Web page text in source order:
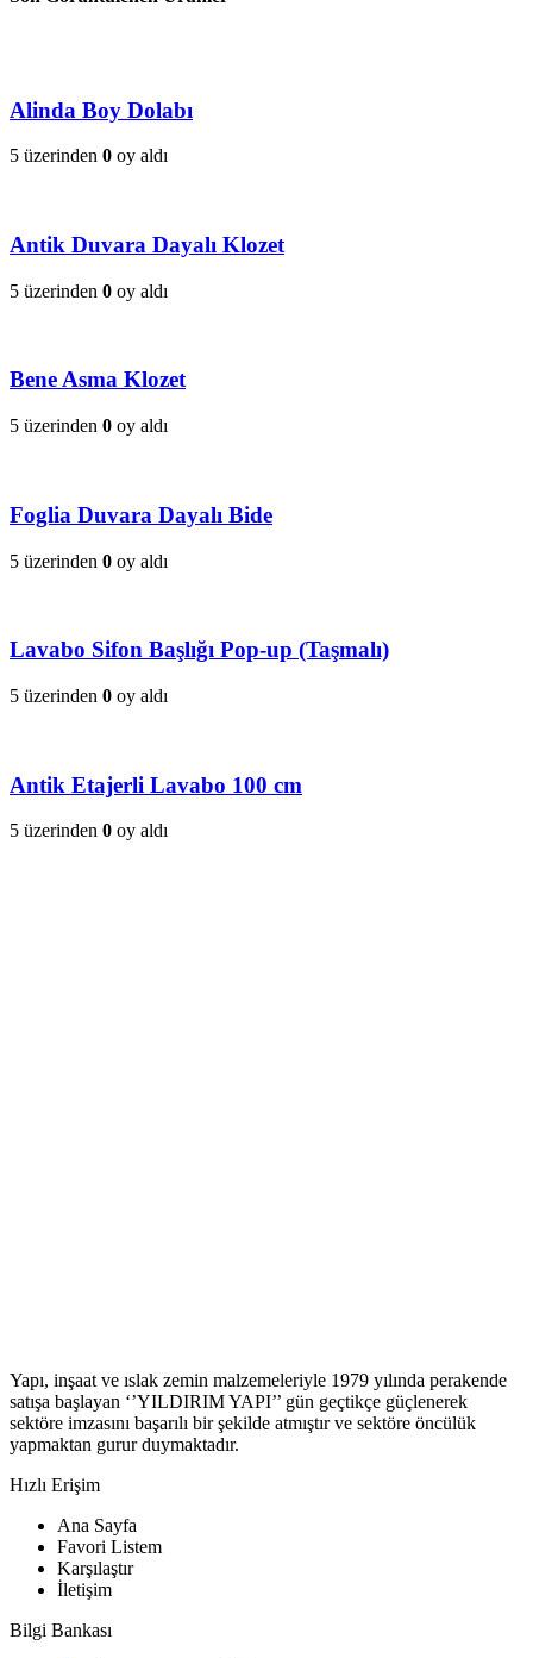
Alinda Boy Dolabı
5 üzerinden 0 oy aldı
Antik Duvara Dayalı Klozet
5 üzerinden 0 oy aldı
Bene Asma Klozet
5 üzerinden 0 oy aldı
Foglia Duvara Dayalı Bide
5 üzerinden 0 oy aldı
Lavabo Sifon Başlığı Pop-up (Taşmalı)
5 üzerinden 0 oy aldı
Antik Etajerli Lavabo 100 cm
5 üzerinden 0 oy aldı
Yapı, inşaat ve ıslak zemin malzemeleriyle 1979 yılında perakende
satışa başlayan ‘’YILDIRIM YAPI’’ gün geçtikçe güçlenerek
sektöre imzasını başarılı bir şekilde atmıştır ve sektöre öncülük
yapmaktan gurur duymaktadır.
Hızlı Erişim
Ana Sayfa
Favori Listem
Karşılaştır
İletişim
Bilgi Bankası